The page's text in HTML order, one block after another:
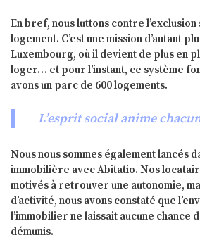
En bref, nous luttons contre
logement. C’est une mission d’autant
Luxembourg, où il devient de plus en
loger… et pour l’instant, ce système
avons un parc de 600 logements.
L’esprit social anime
Nous nous sommes également lancés
immobilière avec Abitatio. Nos
motivés à retrouver une autonomie,
d’activité, nous avons constaté que
l’immobilier ne laissait aucune chance
démunis.